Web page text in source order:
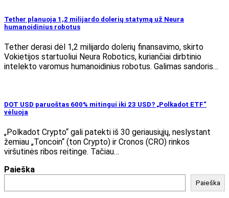
Tether planuoja 1,2 milijardo dolerių statymą už Neura
humanoidinius robotus
Tether derasi dėl 1,2 milijardo dolerių finansavimo, skirto
Vokietijos startuoliui Neura Robotics, kuriančiai dirbtinio
intelekto varomus humanoidinius robotus. Galimas sandoris…
DOT USD paruoštas 600% mitingui iki 23 USD? „Polkadot ETF“
vėluoja
„Polkadot Crypto“ gali patekti iš 30 geriausiųjų, neslystant
žemiau „Toncoin“ (ton Crypto) ir Cronos (CRO) rinkos
viršutinės ribos reitinge. Tačiau…
Paieška
Paieška